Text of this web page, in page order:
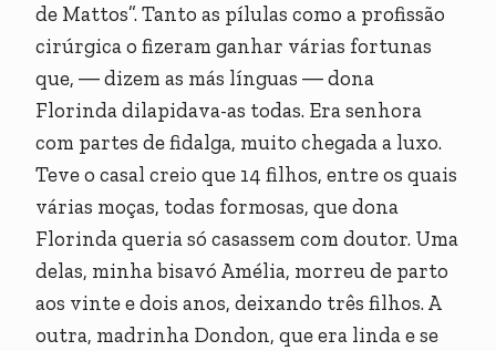
de Mattos”. Tanto as pílulas como a profissão
cirúrgica o fizeram ganhar várias fortunas
que, ― dizem as más línguas ― dona
Florinda dilapidava-as todas. Era senhora
com partes de fidalga, muito chegada a luxo.
Teve o casal creio que 14 filhos, entre os quais
várias moças, todas formosas, que dona
Florinda queria só casassem com doutor. Uma
delas, minha bisavó Amélia, morreu de parto
aos vinte e dois anos, deixando três filhos. A
outra, madrinha Dondon, que era linda e se